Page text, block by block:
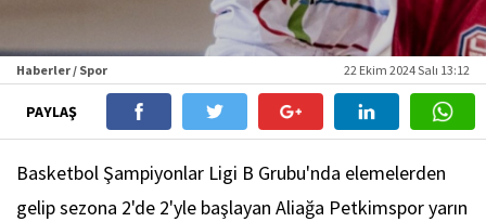
Haberler / Spor 22 Ekim 2024 Salı 13:12
PAYLAŞ
Basketbol Şampiyonlar Ligi B Grubu'nda elemelerden
gelip sezona 2'de 2'yle başlayan Aliağa Petkimspor yarın